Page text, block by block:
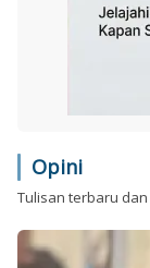
Opini
Tulisan terbaru